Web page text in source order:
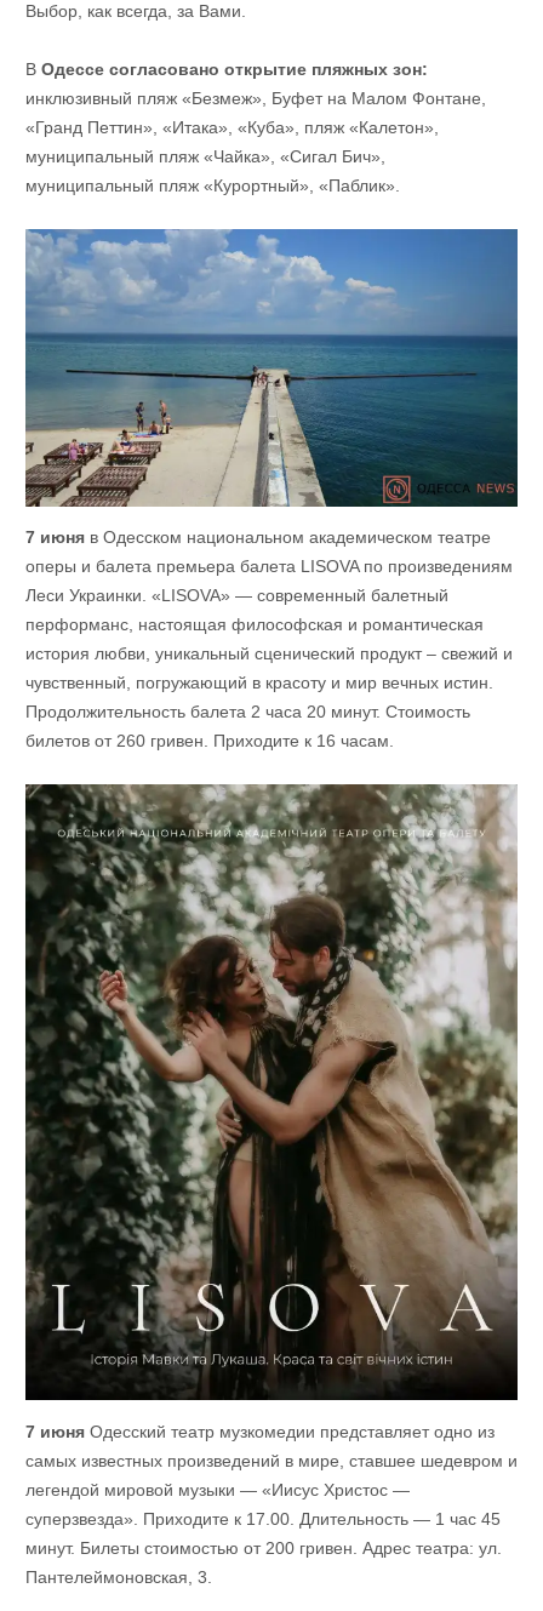
Выбор, как всегда, за Вами.
В Одессе согласовано открытие пляжных зон:
инклюзивный пляж «Безмеж», Буфет на Малом Фонтане,
«Гранд Петтин», «Итака», «Куба», пляж «Калетон»,
муниципальный пляж «Чайка», «Сигал Бич»,
муниципальный пляж «Курортный», «Паблик».
7 июняв Одесском национальном академическом театре
оперы и балета премьера балета LISOVA по произведениям
Леси Украинки. «LISOVA» — современный балетный
перформанс, настоящая философская и романтическая
история любви, уникальный сценический продукт – свежий и
чувственный, погружающий в красоту и мир вечных истин.
Продолжительность балета 2 часа 20 минут. Стоимость
билетов от 260 гривен. Приходите к 16 часам.
7 июняОдесский театр музкомедии представляет одно из
самых известных произведений в мире, ставшее шедевром и
легендой мировой музыки — «Иисус Христос —
суперзвезда». Приходите к 17.00. Длительность — 1 час 45
минут. Билеты стоимостью от 200 гривен. Адрес театра: ул.
Пантелеймоновская, 3.